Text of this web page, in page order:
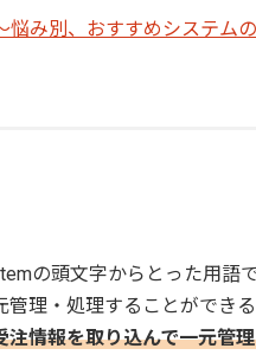
悩み別、おすすめシステム
の頭文字からとった用語
理・処理することができる
情報を取り込んで一元管